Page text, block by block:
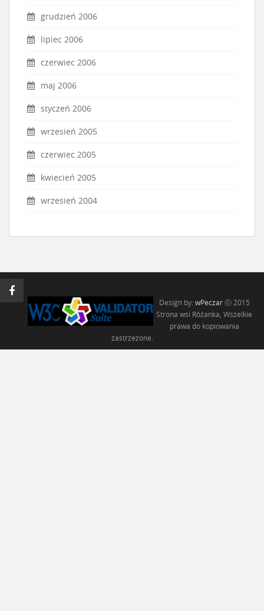
grudzień 2006
lipiec 2006
czerwiec 2006
maj 2006
styczeń 2006
wrzesień 2005
czerwiec 2005
kwiecień 2005
wrzesień 2004
Design by: wPeczar ⓒ 2015
Strona wsi Różanka, Wszelkie
prawa do kopiowania
zastrzeżone.